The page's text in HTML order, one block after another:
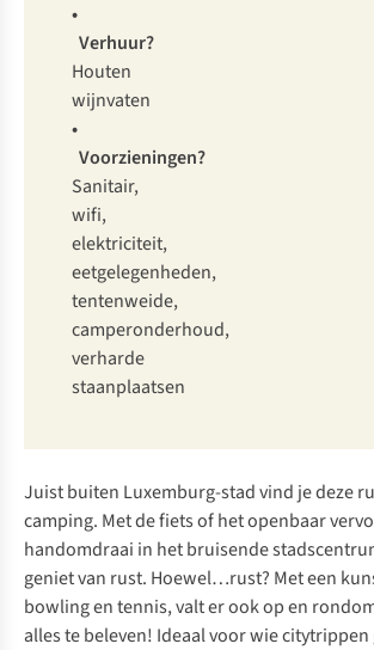
•
Verhuur?
Houten
wijnvaten
•
Voorzieningen?
Sanitair,
wifi,
elektriciteit,
eetgelegenheden,
tentenweide,
camperonderhoud,
verharde
staanplaatsen
Juist buiten Luxemburg-stad vind je deze
camping. Met de fiets of het openbaar
handomdraai in het bruisende
geniet van rust. Hoewel…rust? Met een
bowling en tennis, valt er ook op en
alles te beleven! Ideaal voor wie